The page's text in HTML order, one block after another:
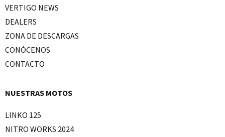
VERTIGO NEWS
DEALERS
ZONA DE DESCARGAS
CONÓCENOS
CONTACTO
NUESTRAS MOTOS
LINKO 125
NITRO WORKS 2024